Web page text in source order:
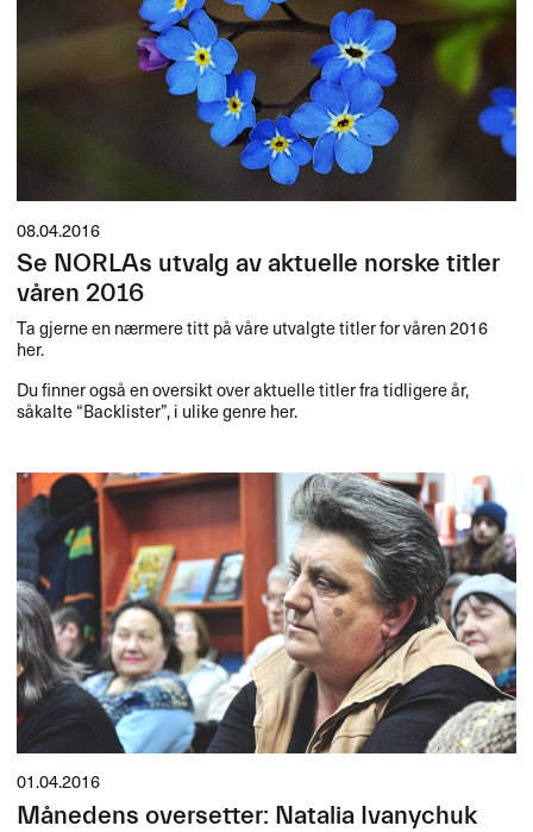
08.04.2016
Se NORLAs utvalg av aktuelle norske titler
våren 2016
Ta gjerne en nærmere titt på våre utvalgte titler for våren 2016
her.
Du finner også en oversikt over aktuelle titler fra tidligere år,
såkalte “Backlister”, i ulike genre her.
01.04.2016
Månedens oversetter: Natalia Ivanychuk